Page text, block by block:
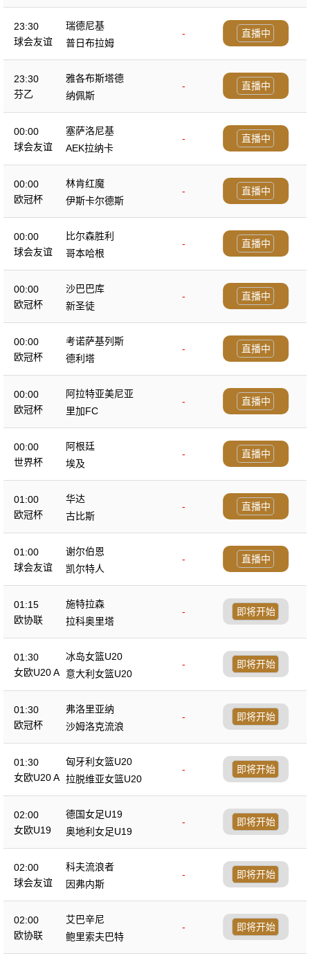
23:30
球会友谊
瑞德尼基
-
普日布拉姆
直播中
23:30
芬乙
雅各布斯塔德
-
纳佩斯
直播中
00:00
球会友谊
塞萨洛尼基
-
AEK拉纳卡
直播中
00:00
欧冠杯
林肯红魔
-
伊斯卡尔德斯
直播中
00:00
球会友谊
比尔森胜利
-
哥本哈根
直播中
00:00
欧冠杯
沙巴巴库
-
新圣徒
直播中
00:00
欧冠杯
考诺萨基列斯
-
德利塔
直播中
00:00
欧冠杯
阿拉特亚美尼亚
-
里加FC
直播中
00:00
世界杯
阿根廷
-
埃及
直播中
01:00
欧冠杯
华达
-
古比斯
直播中
01:00
球会友谊
谢尔伯恩
-
凯尔特人
直播中
01:15
欧协联
施特拉森
-
拉科奥里塔
即将开始
01:30
女欧U20 A
冰岛女篮U20
-
意大利女篮U20
即将开始
01:30
欧冠杯
弗洛里亚纳
-
沙姆洛克流浪
即将开始
01:30
女欧U20 A
匈牙利女篮U20
-
拉脱维亚女篮U20
即将开始
02:00
女欧U19
德国女足U19
-
奥地利女足U19
即将开始
02:00
球会友谊
科夫流浪者
-
因弗内斯
即将开始
02:00
欧协联
艾巴辛尼
-
鲍里索夫巴特
即将开始